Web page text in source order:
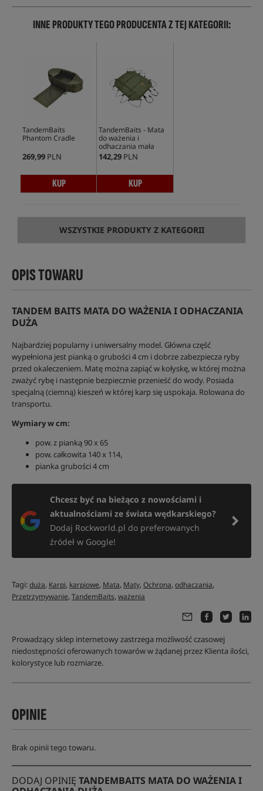
INNE PRODUKTY TEGO PRODUCENTA Z TEJ KATEGORII:
TandemBaits
Phantom Cradle
269,99 PLN
KUP
TandemBaits - Mata
do ważenia i
odhaczania mała
142,29 PLN
KUP
WSZYSTKIE PRODUKTY Z KATEGORII
OPIS TOWARU
TANDEM BAITS MATA DO WAŻENIA I ODHACZANIA
DUŻA
Najbardziej popularny i uniwersalny model. Główna część
wypełniona jest pianką o grubości 4 cm i dobrze zabezpiecza ryby
przed okaleczeniem. Matę można zapiąć w kołyskę, w której można
zważyć rybę i następnie bezpiecznie przenieść do wody. Posiada
specjalną (ciemną) kieszeń w której karp się uspokaja. Rolowana do
transportu.
Wymiary w cm:
pow. z pianką 90 x 65
pow. całkowita 140 x 114,
pianka grubości 4 cm
Chcesz być na bieżąco z nowościami i
aktualnościami ze świata wędkarskiego?
Dodaj Rockworld.pl do preferowanych
źródeł w Google!
Tagi:duża, Karpi, karpiowe, Mata, Maty,Ochrona,odhaczania,
Przetrzymywanie,TandemBaits,ważenia
Prowadzący sklep internetowy zastrzega możliwość czasowej
niedostępności oferowanych towarów w żądanej przez Klienta ilości,
kolorystyce lub rozmiarze.
OPINIE
Brak opinii tego towaru.
DODAJ OPINIĘ TANDEMBAITS MATA DO WAŻENIA I